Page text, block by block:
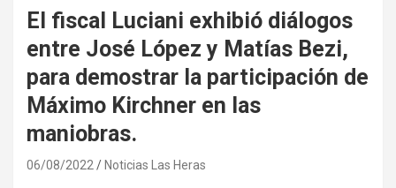
El fiscal Luciani exhibió diálogos
entre José López y Matías Bezi,
para demostrar la participación de
Máximo Kirchner en las
maniobras.
06/08/2022 Noticias Las Heras